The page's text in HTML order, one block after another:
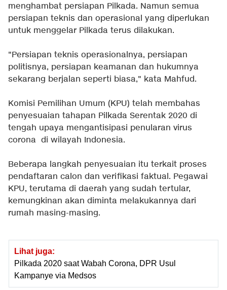
menghambat persiapan Pilkada. Namun semua
persiapan teknis dan operasional yang diperlukan
untuk menggelar Pilkada terus dilakukan.
"Persiapan teknis operasionalnya, persiapan
politisnya, persiapan keamanan dan hukumnya
sekarang berjalan seperti biasa," kata Mahfud.
Komisi Pemilihan Umum (KPU) telah membahas
penyesuaian tahapan Pilkada Serentak 2020 di
tengah upaya mengantisipasi penularan virus
corona di wilayah Indonesia.
Beberapa langkah penyesuaian itu terkait proses
pendaftaran calon dan verifikasi faktual. Pegawai
KPU, terutama di daerah yang sudah tertular,
kemungkinan akan diminta melakukannya dari
rumah masing-masing.
Lihat juga:
Pilkada 2020 saat Wabah Corona, DPR Usul
Kampanye via Medsos